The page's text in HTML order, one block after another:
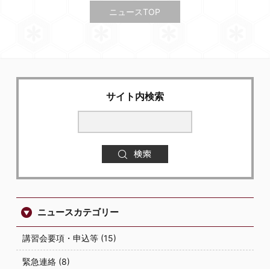
ニュースTOP
サイト内検索
ニュースカテゴリー
講習会要項・申込等 (15)
緊急連絡 (8)